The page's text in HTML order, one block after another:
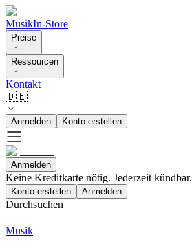
MusikIn-Store
Preise
Ressourcen
Kontakt
🇩🇪
Anmelden Konto erstellen
Anmelden
Keine Kreditkarte nötig. Jederzeit kündbar.
Konto erstellen Anmelden
Durchsuchen
Musik